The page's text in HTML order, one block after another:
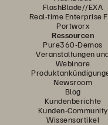
FlashBlade//EXA
Real-time Enterprise
Portworx
Ressourcen
Pure360-Demos
Veranstaltungen
Webinare
Newsroom
Blog
Kundenberichte
Kunden-Community
Wissensartikel